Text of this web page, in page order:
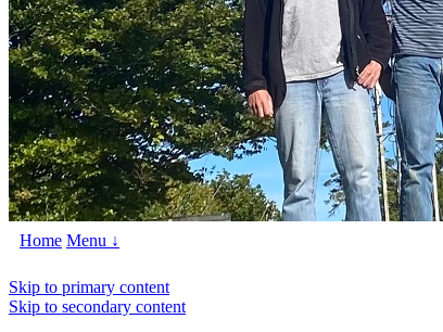
Home Menu ↓
Skip to primary content
Skip to secondary content